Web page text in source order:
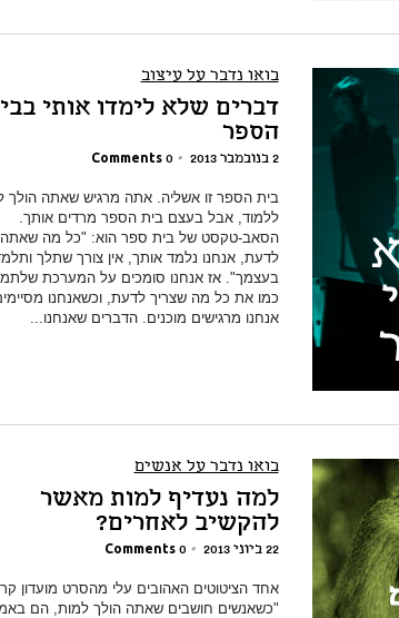
בואו נדבר על עיצוב
דברים שלא לימדו אותי
הספר
2 בנובמבר 2013 •
0 Comments
בית הספר זו אשליה. אתה מרגיש שאתה הולך
ללמוד, אבל בעצם בית הספר מרדים אותך.
הסאב-טקסט של בית ספר הוא: "כל מה שאתה
לדעת, אנחנו נלמד אותך, אין צורך שתלך
בעצמך". אז אנחנו סומכים על המערכת
כמו את כל מה שצריך לדעת, וכשאנחנו
אנחנו מרגישים מוכנים. הדברים שאנחנו...
בואו נדבר על אנשים
למה נעדיף למות מאשר
להקשיב לאחרים?
22 ביוני 2013 •
0 Comments
אחד הציטוטים האהובים עלי מהסרט מועדון
"כשאנשים חושבים שאתה הולך למות, הם